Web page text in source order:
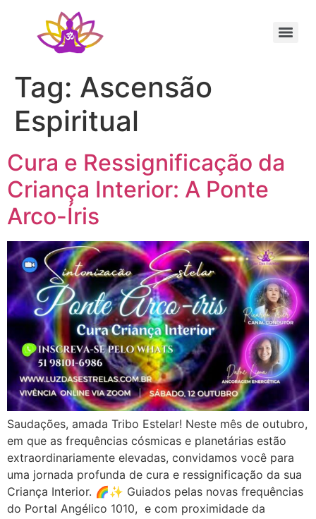
Tag: Ascensão
Espiritual
Cura e Ressignificação da
Criança Interior: A Ponte
Arco-Íris
Saudações, amada Tribo Estelar! Neste mês de outubro,
em que as frequências cósmicas e planetárias estão
extraordinariamente elevadas, convidamos você para
uma jornada profunda de cura e ressignificação da sua
Criança Interior. 🌈✨ Guiados pelas novas frequências
do Portal Angélico 1010, e com proximidade da